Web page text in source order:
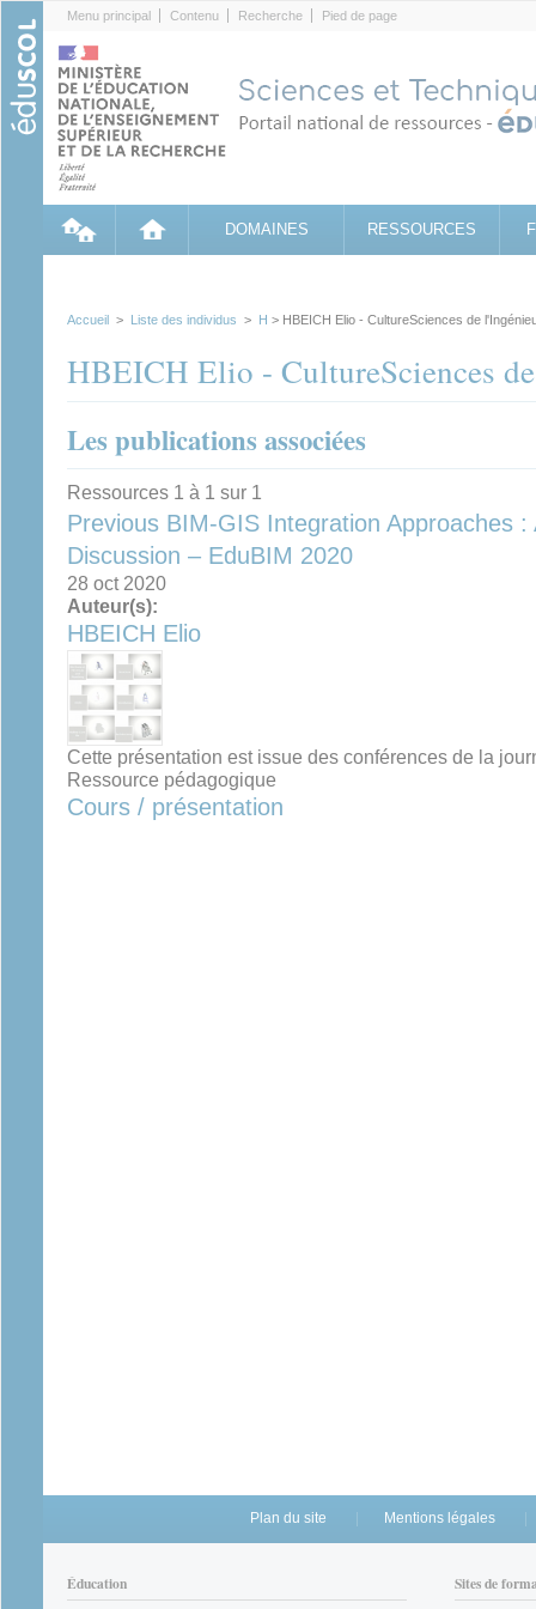
Menu principal Contenu Recherche Pied de page
DOMAINES RESSOURCES
Accueil > Liste des individus > H > HBEICH Elio - CultureSciences de
HBEICH Elio - CultureSciences
Les publications associées
Ressources 1 à 1 sur 1
Previous BIM-GIS Integration Approaches :
Discussion – EduBIM 2020
28 oct 2020
Auteur(s):
HBEICH Elio
Cette présentation est issue des conférences de la
Ressource pédagogique
Cours / présentation
Plan du site Mentions légales
Éducation Sites de